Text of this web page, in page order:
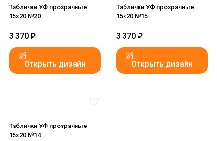
Таблички УФ прозрачные
15x20 №20
3 370 ₽
Открыть дизайн
Таблички УФ прозрачные
15x20 №15
3 370 ₽
Открыть дизайн
Таблички УФ прозрачные
15x20 №14